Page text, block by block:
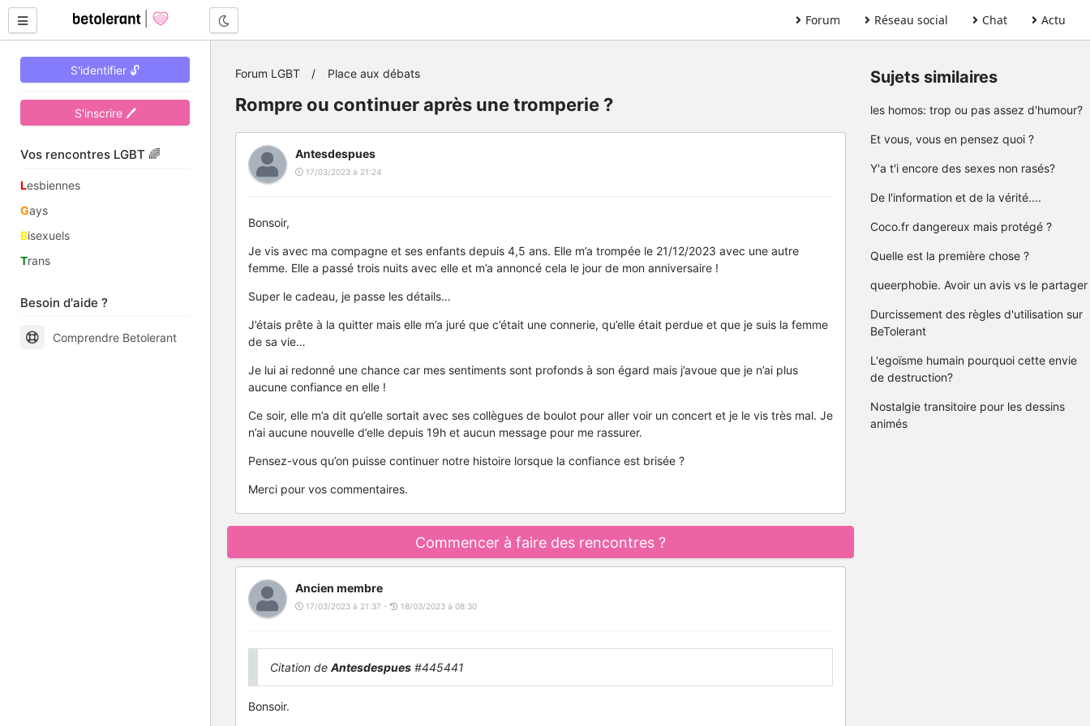
Forum Réseau social Chat Actu
S'identifier 🔓
S'inscrire 🖊
Vos rencontres LGBT 🌈
Lesbiennes
Gays
Bisexuels
Trans
Besoin d'aide ?
Comprendre Betolerant
Forum LGBT Place aux débats
Rompre ou continuer après une tromperie ?
Antesdespues
17/03/2023 à 21:24
Bonsoir,
Je vis avec ma compagne et ses enfants depuis 4,5 ans. Elle m’a trompée le 21/12/2023 avec une autre
femme. Elle a passé trois nuits avec elle et m’a annoncé cela le jour de mon anniversaire !
Super le cadeau, je passe les détails…
J’étais prête à la quitter mais elle m’a juré que c’était une connerie, qu’elle était perdue et que je suis la femme
de sa vie…
Je lui ai redonné une chance car mes sentiments sont profonds à son égard mais j’avoue que je n’ai plus
aucune confiance en elle !
Ce soir, elle m’a dit qu’elle sortait avec ses collègues de boulot pour aller voir un concert et je le vis très mal. Je
n’ai aucune nouvelle d’elle depuis 19h et aucun message pour me rassurer.
Pensez-vous qu’on puisse continuer notre histoire lorsque la confiance est brisée ?
Merci pour vos commentaires.
Commencer à faire des rencontres ?
Ancien membre
17/03/2023 à 21:37 - 18/03/2023 à 08:30
Citation de Antesdespues #445441
Bonsoir.
Sujets similaires
les homos: trop ou pas assez d'humour?
Et vous, vous en pensez quoi ?
Y'a t'i encore des sexes non rasés?
De l'information et de la vérité....
Coco.fr dangereux mais protégé ?
Quelle est la première chose ?
queerphobie. Avoir un avis vs le partager
Durcissement des règles d'utilisation sur
BeTolerant
L'egoïsme humain pourquoi cette envie
de destruction?
Nostalgie transitoire pour les dessins
animés